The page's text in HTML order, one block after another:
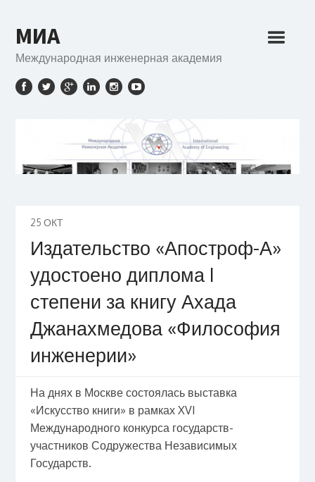
МИА
Международная инженерная академия
25 ОКТ
Издательство «Апостроф-А»
удостоено диплома I
степени за книгу Ахада
Джанахмедова «Философия
инженерии»
На днях в Москве состоялась выставка
«Искусство книги» в рамках XVI
Международного конкурса государств-
участников Содружества Независимых
Государств.